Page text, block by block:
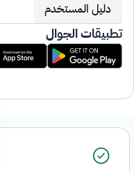
دليل المستخدم
تطبيقات الجوال